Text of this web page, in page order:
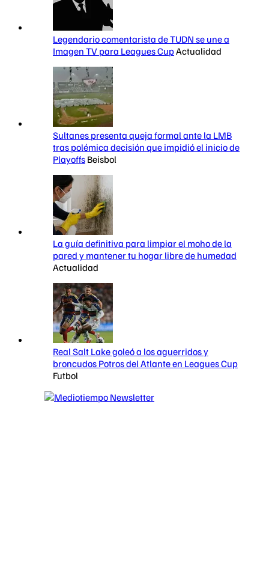
Legendario comentarista de TUDN se une a
Imagen TV para Leagues CupActualidad
Sultanes presenta queja formal ante la LMB
tras polémica decisión que impidió el inicio de
Playoffs Beisbol
La guía definitiva para limpiar el moho de la
pared y mantener tu hogar libre de humedad
Actualidad
Real Salt Lake goleó a los aguerridos y
broncudos Potros del Atlante en Leagues Cup
Futbol